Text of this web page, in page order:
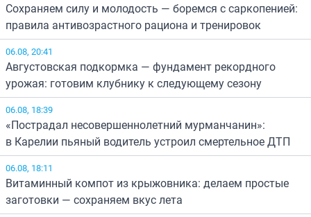
Сохраняем силу и молодость — боремся с саркопенией:
правила антивозрастного рациона и тренировок
06.08, 20:41
Августовская подкормка — фундамент рекордного
урожая: готовим клубнику к следующему сезону
06.08, 18:39
«Пострадал несовершеннолетний мурманчанин»:
в Карелии пьяный водитель устроил смертельное ДТП
06.08, 18:11
Витаминный компот из крыжовника: делаем простые
заготовки — сохраняем вкус лета